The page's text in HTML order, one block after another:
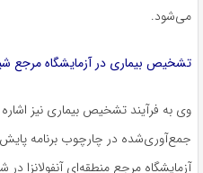
می‌شود.
تشخیص بیماری در آزمایشگاه مرجع
وی به فرآیند تشخیص بیماری نیز
جمع‌آوری‌شده در چارچوب برنامه
آزمایشگاه مرجع منطقه‌ای آنفولانزا در